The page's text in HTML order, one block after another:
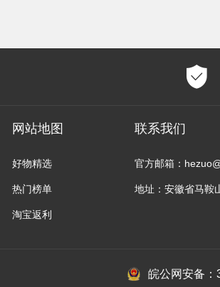
网站地图
好物精选
热门榜单
淘宝返利
联系我们
官方邮箱：
地址：安徽省马鞍
皖公网安备